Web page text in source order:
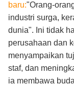
baru:"Orang-
industri surga,
dunia". Ini tidak
perusahaan dan
menyampaikan
staf, dan
ia membawa